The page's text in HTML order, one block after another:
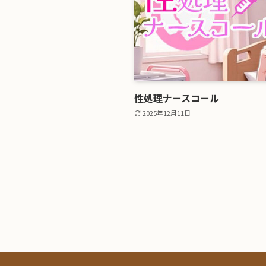
性処理ナースコール
2025年12月11日